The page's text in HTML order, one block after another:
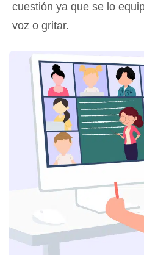
cuestión ya que se lo
voz o gritar.